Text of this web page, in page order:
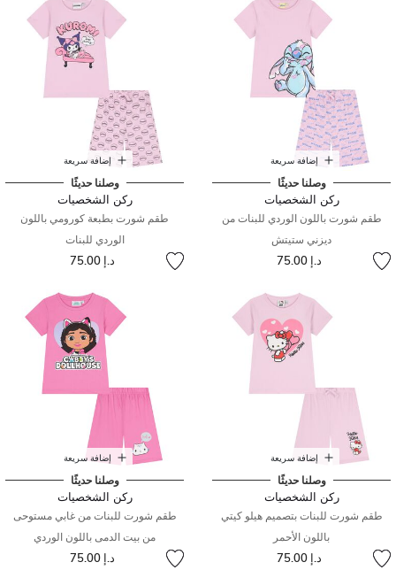
إضافة سريعة
وصلنا حديثًا
ركن الشخصيات
طقم شورت باللون الوردي للبنات من
ديزني ستيتش
د.إ 75.00
إضافة سريعة
وصلنا حديثًا
ركن الشخصيات
طقم شورت بطبعة كورومي باللون
الوردي للبنات
د.إ 75.00
إضافة سريعة
وصلنا حديثًا
ركن الشخصيات
طقم شورت للبنات بتصميم هيلو كيتي
باللون الأحمر
د.إ 75.00
إضافة سريعة
وصلنا حديثًا
ركن الشخصيات
طقم شورت للبنات من غابي مستوحى
من بيت الدمى باللون الوردي
د.إ 75.00